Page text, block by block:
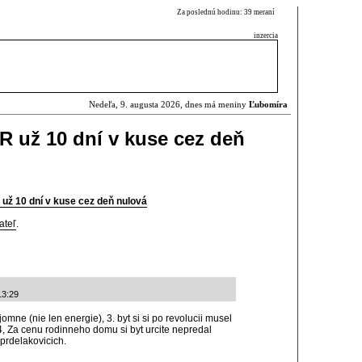
Za poslednú hodinu: 39 meraní
inzercia
Nedeľa, 9. augusta 2026, dnes má meniny Ľubomíra
už 10 dní v kuse cez deň
10 dní v kuse cez deň nulová
.
(nie len energie), 3. byt si si po revolucii musel
Za cenu rodinneho domu si byt urcite nepredal